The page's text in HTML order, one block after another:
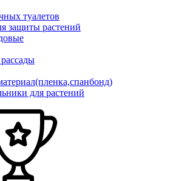
туалетов
защиты растений
для растений